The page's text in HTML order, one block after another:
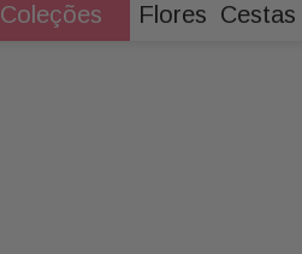
Coleções Flores Cestas